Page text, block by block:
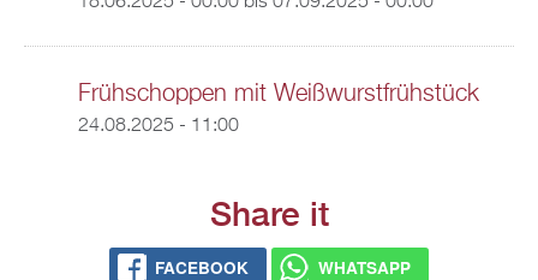
Frühschoppen mit Weißwurstfrühstück
24.08.2025 - 11:00
Share it
FACEBOOK WHATSAPP